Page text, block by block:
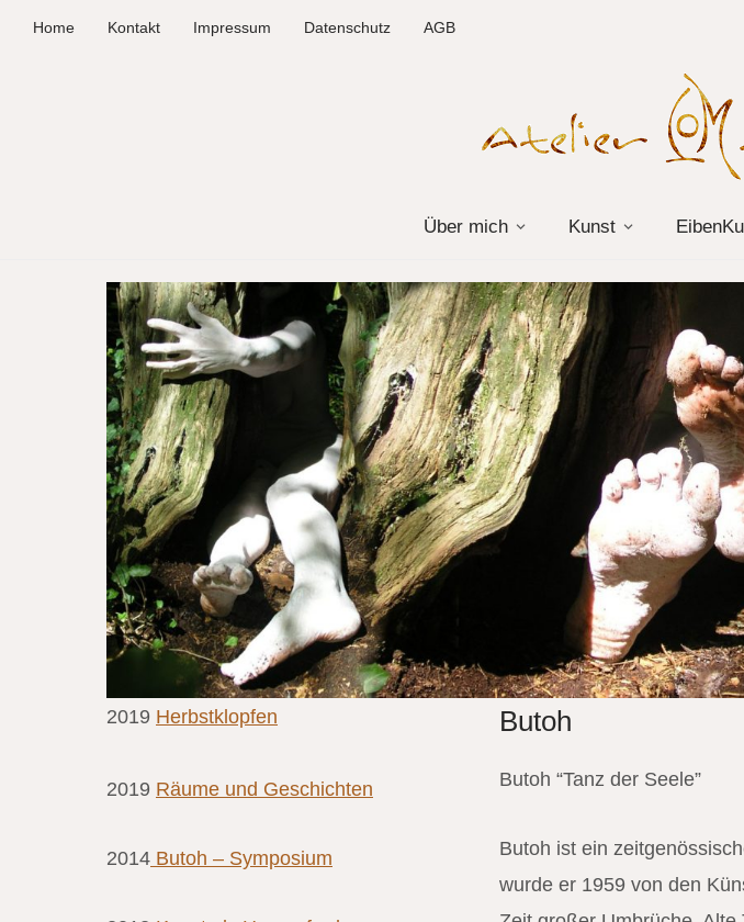
Home Kontakt Impressum Datenschutz AGB
Über mich Kunst
2019 Herbstklopfen
2019 Räume und Geschichten
2014 Butoh – Symposium
Butoh
Butoh “Tanz der Seele”
Butoh ist ein
wurde er 1959 von den